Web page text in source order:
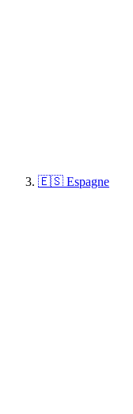
🇪🇸 Espagne